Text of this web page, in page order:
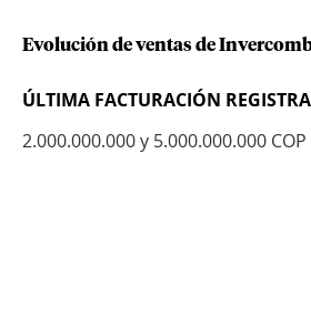
Evolución de ventas de Invercomb
ÚLTIMA FACTURACIÓN
2.000.000.000 y 5.000.000.000 COP